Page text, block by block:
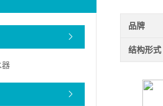
器
品牌
结构形式